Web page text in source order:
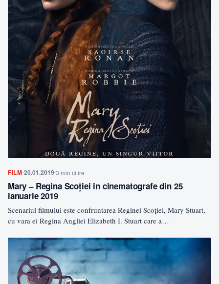
FILM 20.01.2019 3 min citire
Mary – Regina Scoției in cinematografe din 25
ianuarie 2019
Scenariul filmului este confruntarea Reginei Scoției, Mary Stuart,
cu vara ei Regina Angliei Elizabeth I. Stuart care a…